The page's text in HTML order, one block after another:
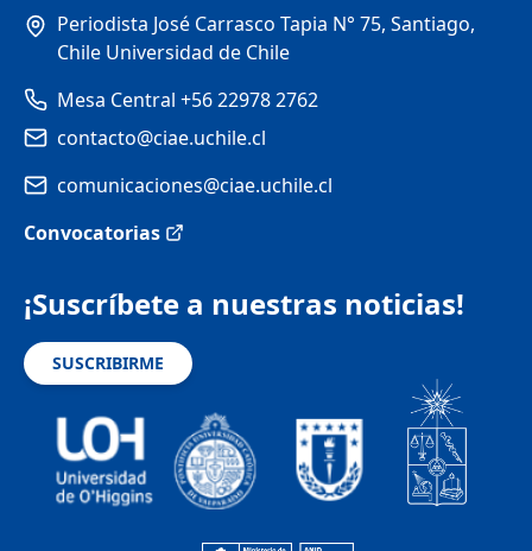
Periodista José Carrasco Tapia N° 75, Santiago,
Chile Universidad de Chile
Mesa Central +56 22978 2762
contacto@ciae.uchile.cl
comunicaciones@ciae.uchile.cl
Convocatorias
¡Suscríbete a nuestras noticias!
SUSCRIBIRME